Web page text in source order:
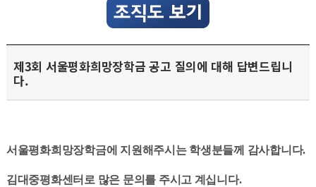
제3회 서울평화희망장학금 공고 질의에 대해 답변드립니
다.
서울평화희망장학금에 지원해주시는 학생분들께 감사합니다.
김대중평화센터로 많은 문의를 주시고 계십니다.